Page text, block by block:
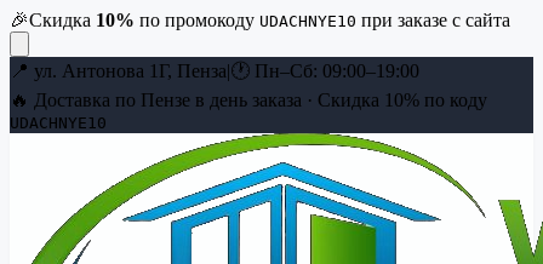
🎉Скидка 10% по промокоду UDACHNYE10 при заказе с сайта
📍 ул. Антонова 1Г, Пенза|🕐 Пн–Сб: 09:00–19:00
🔥 Доставка по Пензе в день заказа · Скидка 10% по коду
UDACHNYE10